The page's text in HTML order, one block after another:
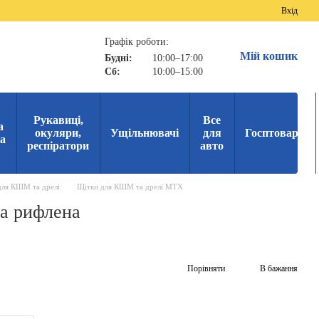
Вхід
Графік роботи:
Будні:
10:00–17:00
Сб:
10:00–15:00
Мій кошик
Рукавиці,
окуляри,
респіратори
Ущільнювачі
Все
для
авто
Госптовари
КШМ та дрелі Щітки для КШМ та дрелі МТХ
рифлена
Порівняти В бажання